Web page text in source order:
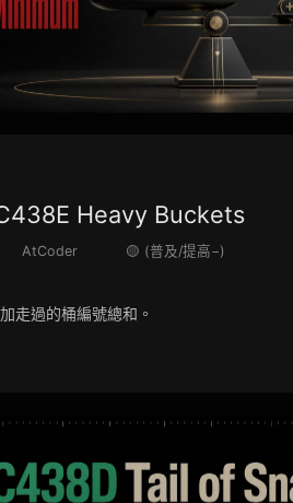
Heavy Buckets
AtCoder
🟡 (普及/提高−)
走過的桶編號總和。